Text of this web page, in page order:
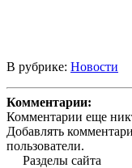
В рубрике: Новости
Комментарии:
Комментарии еще
Добавлять
пользователи.
Разделы сайта